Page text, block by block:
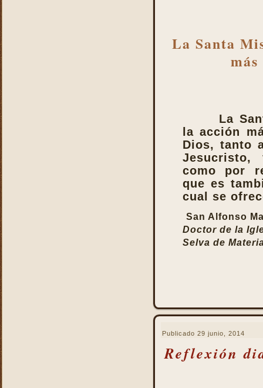
La Santa
La
la acción
Dios, tanto
como por
que es
cual se
San Alfonso
Doctor de la
Selva de
Publicado 29 junio, 2014
Reflexión